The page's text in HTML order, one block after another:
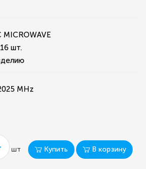
MICROWAVE
16 шт.
MHz
шт Купить В корзину